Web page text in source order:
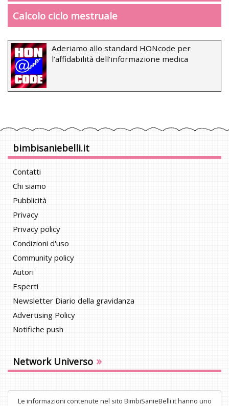
Calcolo ciclo mestruale
Aderiamo allo standard HONcode per
l’affidabilità dell’informazione medica
bimbisaniebelli.it
Contatti
Chi siamo
Pubblicità
Privacy
Privacy policy
Condizioni d'uso
Community policy
Autori
Esperti
Newsletter Diario della gravidanza
Advertising Policy
Notifiche push
Network Universo »
Le informazioni contenute nel sito BimbiSanieBelli.it hanno uno